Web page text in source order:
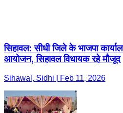
सिहावल: सीधी जिले के भाजपा
आयोजन, सिहावल विधायक रहे मौजूद
Sihawal, Sidhi | Feb 11, 2026